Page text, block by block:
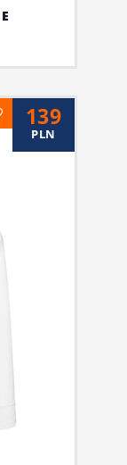
139
PLN